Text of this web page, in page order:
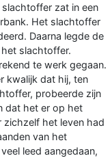
zat in een
Het slachtoffer
Daarna legde de
slachtoffer.
te werk gegaan.
kwalijk dat hij, ten
probeerde zijn
dat het er op het
het leven had
van het
leed aangedaan,